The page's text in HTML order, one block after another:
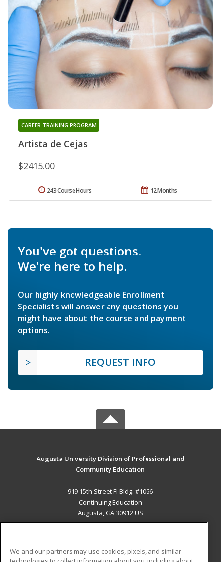
Artista de Cejas
CAREER TRAINING PROGRAM
$2415.00
12 Months
243 Course Hours
You've got questions.
We're here to help.
Our highly knowledgeable Enrollment
Specialists will answer any questions you
might have about the course and payment
options.
REQUEST INFO
Augusta University Division of Professional and
Community Education
919 15th Street FI Bldg. #1066
Continuing Education
Augusta, GA 30912 US
We and our partners may use cookies, pixels, and similar